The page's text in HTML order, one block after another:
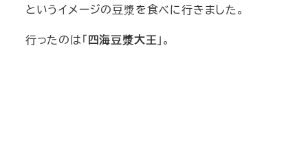
というイメージの豆漿を食べに行きました。
行ったのは「四海豆漿大王」。